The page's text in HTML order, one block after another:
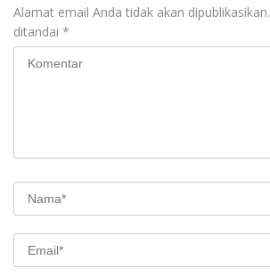
Alamat email Anda tidak akan dipublikasikan.
ditandai *